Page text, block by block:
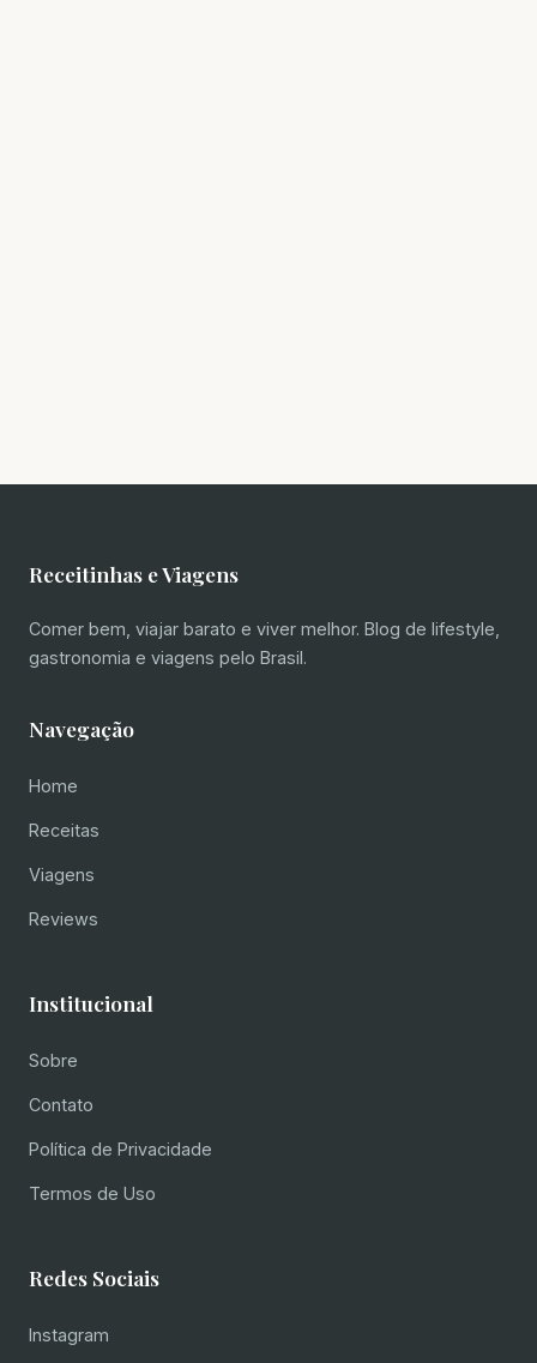
Receitinhas e Viagens
Comer bem, viajar barato e viver melhor. Blog de lifestyle,
gastronomia e viagens pelo Brasil.
Navegação
Home
Receitas
Viagens
Reviews
Institucional
Sobre
Contato
Política de Privacidade
Termos de Uso
Redes Sociais
Instagram